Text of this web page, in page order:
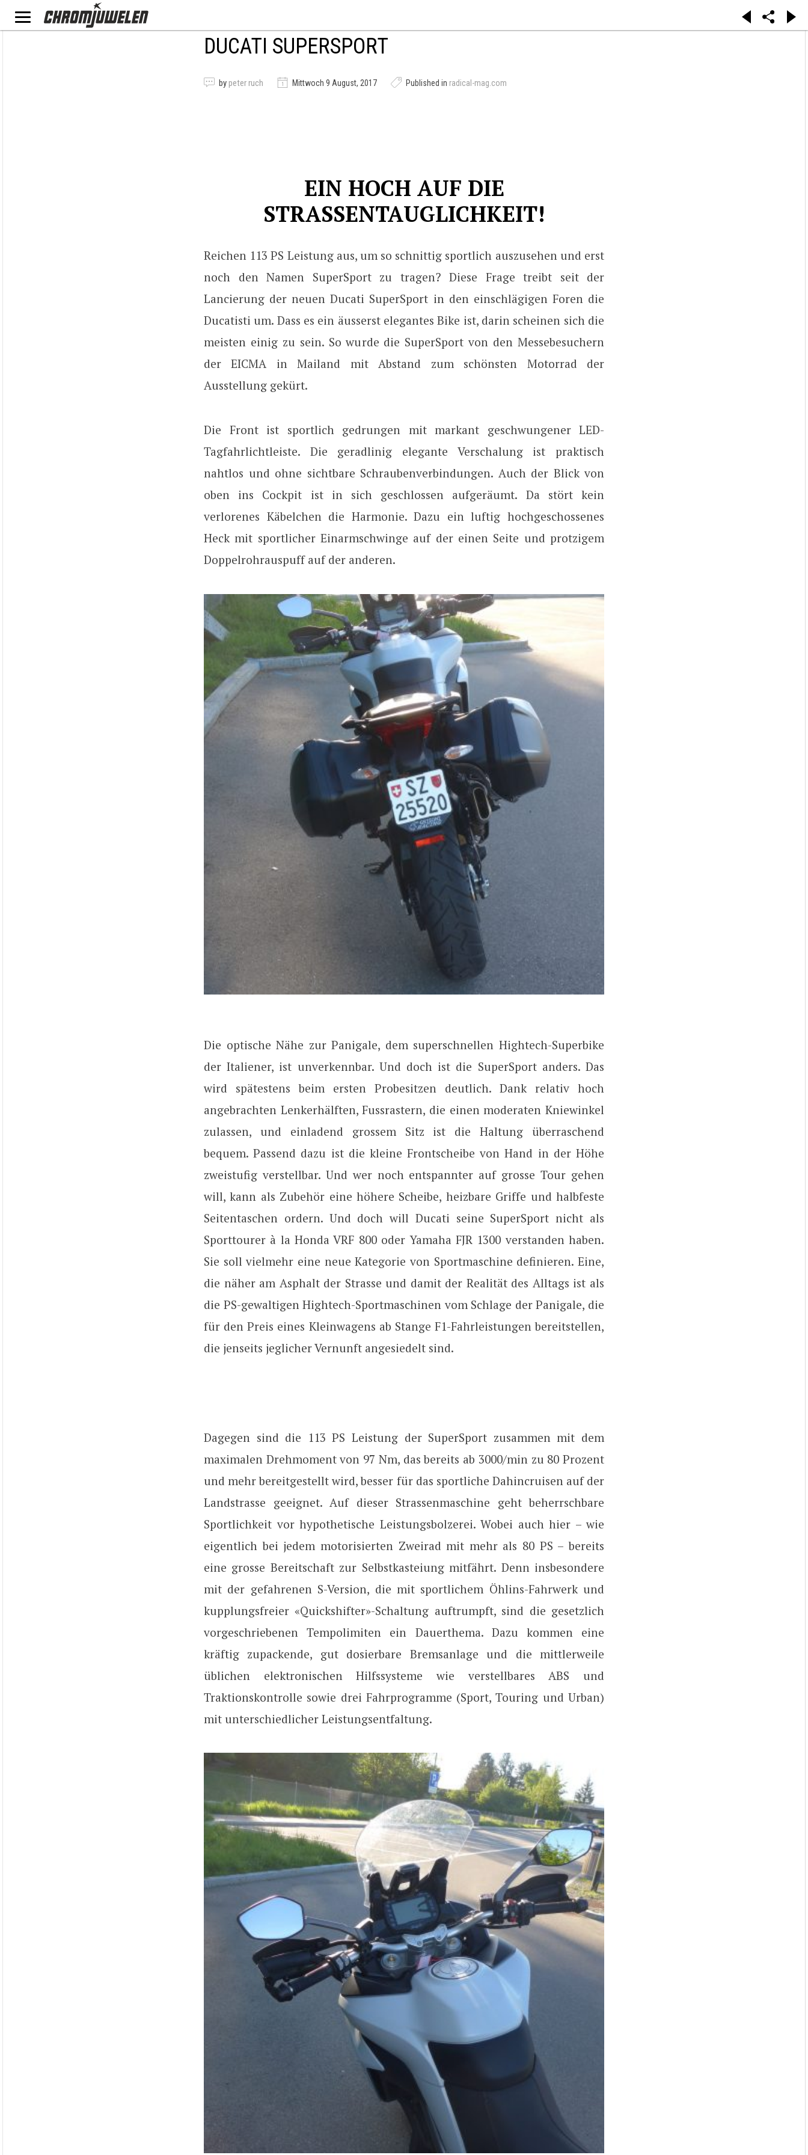
DUCATI SUPERSPORT
by peter ruch Mittwoch 9 August, 2017 Published in radical-mag.com
EIN HOCH AUF DIE
STRASSENTAUGLICHKEIT!
Reichen 113 PS Leistung aus, um so schnittig sportlich auszusehen und erst
noch den Namen SuperSport zu tragen? Diese Frage treibt seit der
Lancierung der neuen Ducati SuperSport in den einschlägigen Foren die
Ducatisti um. Dass es ein äusserst elegantes Bike ist, darin scheinen sich die
meisten einig zu sein. So wurde die SuperSport von den Messebesuchern
der EICMA in Mailand mit Abstand zum schönsten Motorrad der
Ausstellung gekürt.
Die Front ist sportlich gedrungen mit markant geschwungener LED-
Tagfahrlichtleiste. Die geradlinig elegante Verschalung ist praktisch
nahtlos und ohne sichtbare Schraubenverbindungen. Auch der Blick von
oben ins Cockpit ist in sich geschlossen aufgeräumt. Da stört kein
verlorenes Käbelchen die Harmonie. Dazu ein luftig hochgeschossenes
Heck mit sportlicher Einarmschwinge auf der einen Seite und protzigem
Doppelrohrauspuff auf der anderen.
Die optische Nähe zur Panigale, dem superschnellen Hightech-Superbike
der Italiener, ist unverkennbar. Und doch ist die SuperSport anders. Das
wird spätestens beim ersten Probesitzen deutlich. Dank relativ hoch
angebrachten Lenkerhälften, Fussrastern, die einen moderaten Kniewinkel
zulassen, und einladend grossem Sitz ist die Haltung überraschend
bequem. Passend dazu ist die kleine Frontscheibe von Hand in der Höhe
zweistufig verstellbar. Und wer noch entspannter auf grosse Tour gehen
will, kann als Zubehör eine höhere Scheibe, heizbare Griffe und halbfeste
Seitentaschen ordern. Und doch will Ducati seine SuperSport nicht als
Sporttourer à la Honda VRF 800 oder Yamaha FJR 1300 verstanden haben.
Sie soll vielmehr eine neue Kategorie von Sportmaschine definieren. Eine,
die näher am Asphalt der Strasse und damit der Realität des Alltags ist als
die PS-gewaltigen Hightech-Sportmaschinen vom Schlage der Panigale, die
für den Preis eines Kleinwagens ab Stange F1-Fahrleistungen bereitstellen,
die jenseits jeglicher Vernunft angesiedelt sind.
Dagegen sind die 113 PS Leistung der SuperSport zusammen mit dem
maximalen Drehmoment von 97 Nm, das bereits ab 3000/min zu 80 Prozent
und mehr bereitgestellt wird, besser für das sportliche Dahincruisen auf der
Landstrasse geeignet. Auf dieser Strassenmaschine geht beherrschbare
Sportlichkeit vor hypothetische Leistungsbolzerei. Wobei auch hier – wie
eigentlich bei jedem motorisierten Zweirad mit mehr als 80 PS – bereits
eine grosse Bereitschaft zur Selbstkasteiung mitfährt. Denn insbesondere
mit der gefahrenen S-Version, die mit sportlichem Öhlins-Fahrwerk und
kupplungsfreier «Quickshifter»-Schaltung auftrumpft, sind die gesetzlich
vorgeschriebenen Tempolimiten ein Dauerthema. Dazu kommen eine
kräftig zupackende, gut dosierbare Bremsanlage und die mittlerweile
üblichen elektronischen Hilfssysteme wie verstellbares ABS und
Traktionskontrolle sowie drei Fahrprogramme (Sport, Touring und Urban)
mit unterschiedlicher Leistungsentfaltung.